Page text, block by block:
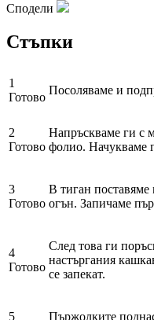
Сподели
Стъпки
1
Готово
Посоляваме и
2
Готово
Напръскваме ги с
фолио. Начукваме
3
Готово
В тиган поставяме
огън. Запичаме
4
Готово
След това ги
настъргания
се запекат.
5
Пържолките